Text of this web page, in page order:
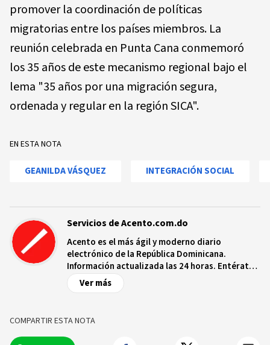
promover la coordinación de políticas
migratorias entre los países miembros. La
reunión celebrada en Punta Cana conmemoró
los 35 años de este mecanismo regional bajo el
lema "35 años por una migración segura,
ordenada y regular en la región SICA".
EN ESTA NOTA
GEANILDA VÁSQUEZ INTEGRACIÓN SOCIAL
Servicios de Acento.com.do
Acento es el más ágil y moderno diario
electrónico de la República Dominicana.
Información actualizada las 24 horas. Entérate
de las noticias y sucesos más importantes a
nivel nacional e internacional, videos y fotos
Ver más
COMPARTIR ESTA NOTA